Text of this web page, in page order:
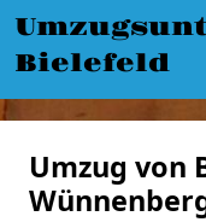
Bielefeld
Umzug von